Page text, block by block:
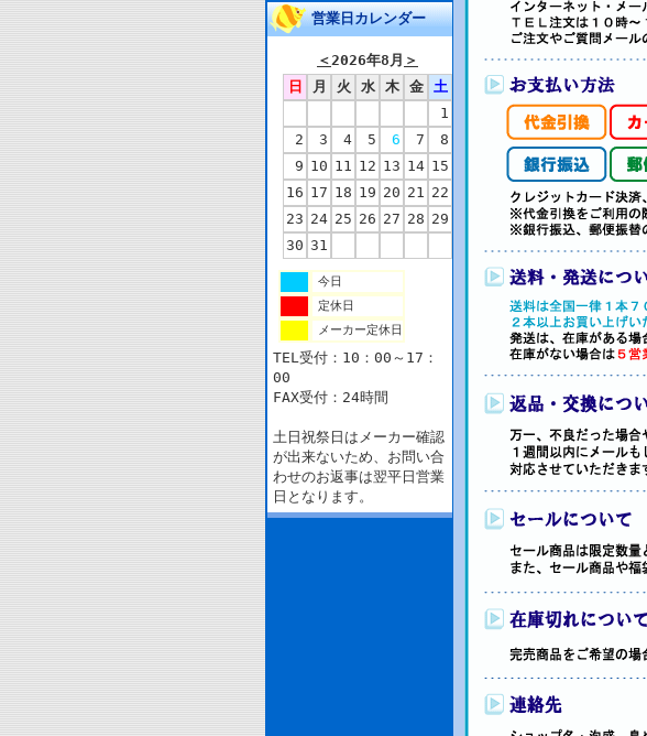
営業日カレンダー
＜2026年8月 ＞
日
月 火 水 木 金
土
1
2
3 4 5 6 7
8
9 10 11 12 13 14 15
16 17 18 19 20 21 22
23 24 25 26 27 28 29
30 31
今日
定休日
メーカー定休日
TEL受付：10：00～17：
00
FAX受付：24時間
土日祝祭日はメーカー確認
が出来ないため、お問い合
わせのお返事は翌平日営業
日となります。